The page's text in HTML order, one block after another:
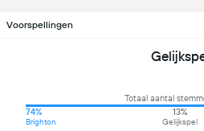
Voorspellingen
Totaal aantal
74%
Brighton
13%
Gelijkspel